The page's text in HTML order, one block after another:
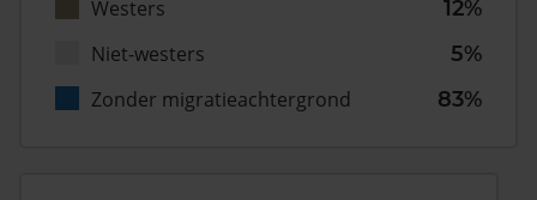
Westers
12%
Niet-westers
5%
Zonder migratieachtergrond
83%